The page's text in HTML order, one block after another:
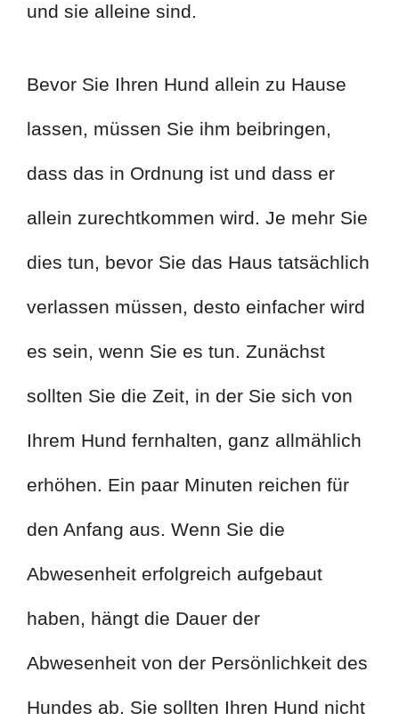
und sie alleine sind.
Bevor Sie Ihren Hund allein zu Hause
lassen, müssen Sie ihm beibringen,
dass das in Ordnung ist und dass er
allein zurechtkommen wird. Je mehr Sie
dies tun, bevor Sie das Haus tatsächlich
verlassen müssen, desto einfacher wird
es sein, wenn Sie es tun. Zunächst
sollten Sie die Zeit, in der Sie sich von
Ihrem Hund fernhalten, ganz allmählich
erhöhen. Ein paar Minuten reichen für
den Anfang aus. Wenn Sie die
Abwesenheit erfolgreich aufgebaut
haben, hängt die Dauer der
Abwesenheit von der Persönlichkeit des
Hundes ab. Sie sollten Ihren Hund nicht